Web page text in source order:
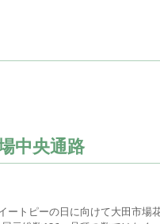
中央通路
トピーの日に向けて大田市場